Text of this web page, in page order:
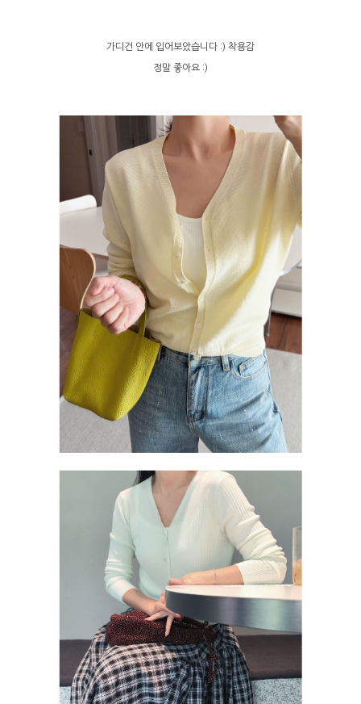
가디건 안에 입어보았습니다 :) 착용감
정말 좋아요 :)